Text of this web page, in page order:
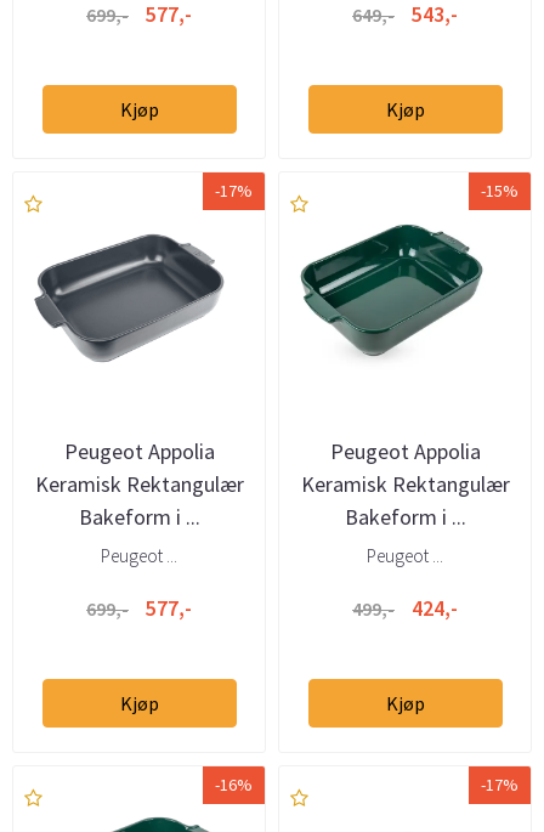
699,- 577,-
Kjøp
649,- 543,-
Kjøp
-17%
Peugeot Appolia
Keramisk Rektangulær
Bakeform i ...
Peugeot ...
699,- 577,-
Kjøp
-15%
Peugeot Appolia
Keramisk Rektangulær
Bakeform i ...
Peugeot ...
499,- 424,-
Kjøp
-16% -17%